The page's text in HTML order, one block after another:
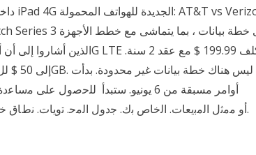
أوامر مسبقة من 6 يونيو. ستبدأ